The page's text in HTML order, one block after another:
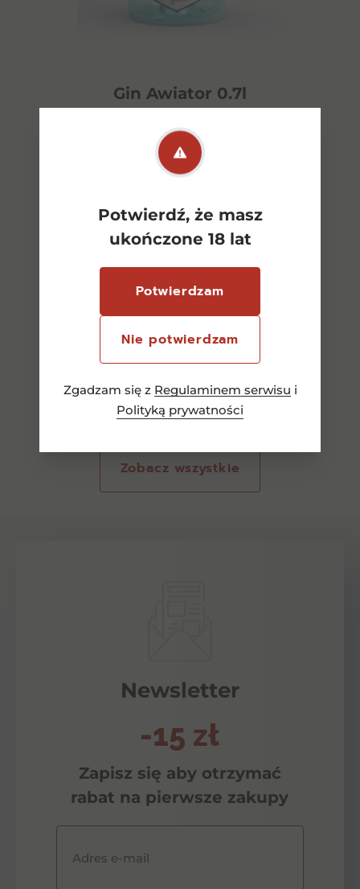
Potwierdź, że masz
ukończone 18 lat
Potwierdzam
Nie potwierdzam
Zgadzam się z Regulaminem serwisu i
Polityką prywatności
Gin Awiator 0.7l
128,00zł
Dodaj do koszyka
Zobacz wszystkie
Newsletter
-15 zł
Zapisz się aby otrzymać
rabat na pierwsze zakupy
Adres e-mail